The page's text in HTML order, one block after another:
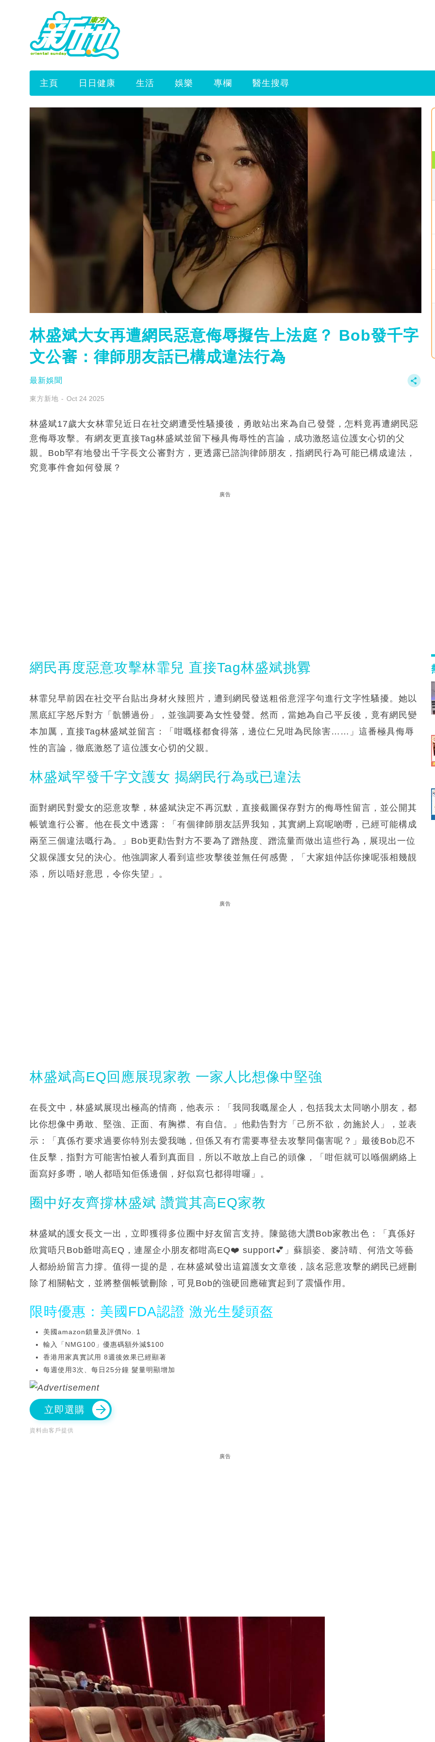
主頁 日日健康 生活 娛樂 專欄 醫生搜尋
林盛斌大女再遭網民惡意侮辱擬告上法庭？ Bob發千字
文公審：律師朋友話已構成違法行為
最新娛聞
東方新地 Oct 24 2025
林盛斌17歲大女林霏兒近日在社交網遭受性騷擾後，勇敢站出來為自己發聲，怎料竟再遭網民惡
意侮辱攻擊。有網友更直接Tag林盛斌並留下極具侮辱性的言論，成功激怒這位護女心切的父
親。Bob罕有地發出千字長文公審對方，更透露已諮詢律師朋友，指網民行為可能已構成違法，
究竟事件會如何發展？
廣告
網民再度惡意攻擊林霏兒 直接Tag林盛斌挑釁
林霏兒早前因在社交平台貼出身材火辣照片，遭到網民發送粗俗意淫字句進行文字性騷擾。她以
黑底紅字怒斥對方「骯髒過份」，並強調要為女性發聲。然而，當她為自己平反後，竟有網民變
本加厲，直接Tag林盛斌並留言：「咁嘅樣都食得落，邊位仁兄咁為民除害……」這番極具侮辱
性的言論，徹底激怒了這位護女心切的父親。
林盛斌罕發千字文護女 揭網民行為或已違法
面對網民對愛女的惡意攻擊，林盛斌決定不再沉默，直接截圖保存對方的侮辱性留言，並公開其
帳號進行公審。他在長文中透露：「有個律師朋友話畀我知，其實網上寫呢啲嘢，已經可能構成
兩至三個違法嘅行為。」Bob更勸告對方不要為了蹭熱度、蹭流量而做出這些行為，展現出一位
父親保護女兒的決心。他強調家人看到這些攻擊後並無任何感覺，「大家姐仲話你揀呢張相幾靚
添，所以唔好意思，令你失望」。
廣告
林盛斌高EQ回應展現家教 一家人比想像中堅強
在長文中，林盛斌展現出極高的情商，他表示：「我同我嘅屋企人，包括我太太同啲小朋友，都
比你想像中勇敢、堅強、正面、有胸襟、有自信。」他勸告對方「己所不欲，勿施於人」，並表
示：「真係冇要求過要你特別去愛我哋，但係又有冇需要專登去攻擊同傷害呢？」最後Bob忍不
住反擊，指對方可能害怕被人看到真面目，所以不敢放上自己的頭像，「咁佢就可以喺個網絡上
面寫好多嘢，啲人都唔知佢係邊個，好似寫乜都得咁囉」。
圈中好友齊撐林盛斌 讚賞其高EQ家教
林盛斌的護女長文一出，立即獲得多位圈中好友留言支持。陳懿德大讚Bob家教出色：「真係好
欣賞唔只Bob爺咁高EQ，連屋企小朋友都咁高EQ❤️ support💕」蘇韻姿、麥詩晴、何浩文等藝
人都紛紛留言力撐。值得一提的是，在林盛斌發出這篇護女文章後，該名惡意攻擊的網民已經刪
除了相關帖文，並將整個帳號刪除，可見Bob的強硬回應確實起到了震懾作用。
限時優惠：美國FDA認證 激光生髮頭盔
美國amazon鎖量及評價No. 1
輸入「NMG100」優惠碼額外減$100
香港用家真實試用 8週後效果已經顯著
每週使用3次、每日25分鐘 髮量明顯增加
立即選購
資料由客戶提供
廣告